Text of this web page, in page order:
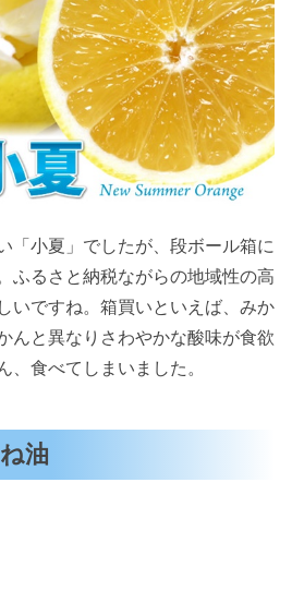
「小夏」でしたが、段ボール箱に
ふるさと納税ながらの地域性の高
いですね。箱買いといえば、みか
んと異なりさわやかな酸味が食欲
、食べてしまいました。
油